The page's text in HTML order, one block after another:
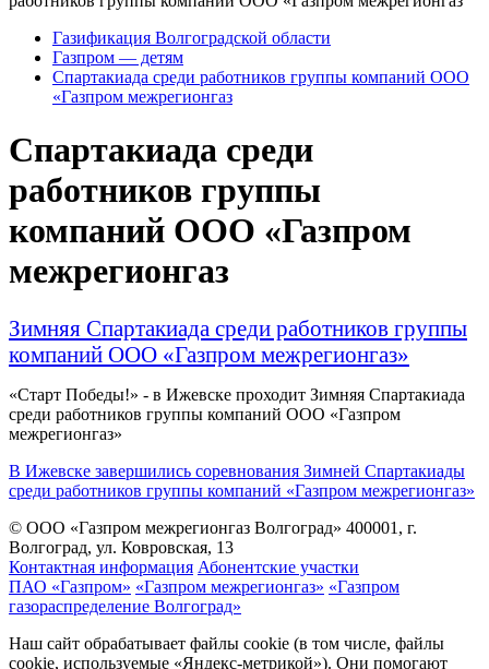
Газификация Волгоградской области
Газпром — детям
Спартакиада среди работников группы компаний ООО
«Газпром межрегионгаз
Спартакиада среди
работников группы
компаний ООО «Газпром
межрегионгаз
Зимняя Спартакиада среди работников группы
компаний ООО «Газпром межрегионгаз»
«Старт Победы!» - в Ижевске проходит Зимняя Спартакиада
среди работников группы компаний ООО «Газпром
межрегионгаз»
В Ижевске завершились соревнования Зимней Спартакиады
среди работников группы компаний «Газпром межрегионгаз»
© ООО «Газпром межрегионгаз Волгоград» 400001, г.
Волгоград, ул. Ковровская, 13
Контактная информация Абонентские участки
ПАО «Газпром» «Газпром межрегионгаз» «Газпром
газораспределение Волгоград»
Наш сайт обрабатывает файлы cookie (в том числе, файлы
cookie, используемые «Яндекс-метрикой»). Они помогают